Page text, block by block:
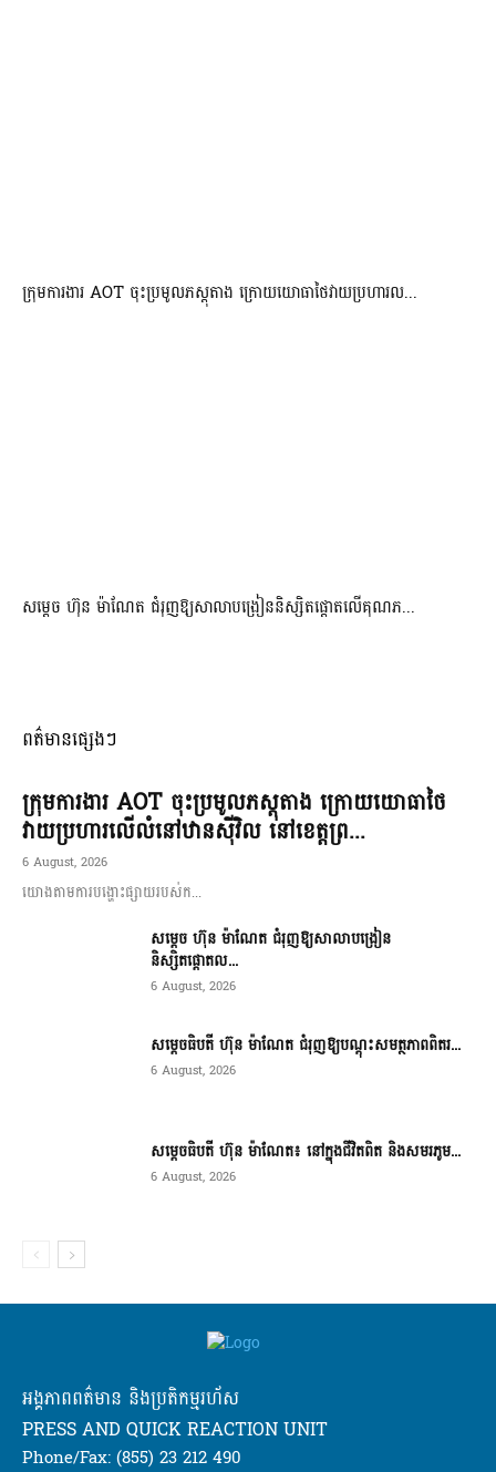
ក្រុមការងារ AOT ចុះប្រមូលភស្តុតាង ក្រោយយោធាថៃវាយប្រហារល...
សម្តេច ហ៊ុន ម៉ាណែត ជំរុញឱ្យសាលាបង្រៀននិស្សិតផ្តោតលើគុណភ...
ពត៌មានផ្សេងៗ
ក្រុមការងារ AOT ចុះប្រមូលភស្តុតាង ក្រោយយោធាថៃ
វាយប្រហារលើលំនៅឋានស៊ីវិល នៅខេត្តព្រ...
6 August, 2026
យោងតាមការបង្ហោះផ្សាយរបស់ក...
សម្តេច ហ៊ុន ម៉ាណែត ជំរុញឱ្យសាលាបង្រៀន
និស្សិតផ្តោតល...
6 August, 2026
សម្តេចធិបតី ហ៊ុន ម៉ាណែត ជំរុញឱ្យបណ្តុះសមត្ថភាពពិតរ...
6 August, 2026
សម្តេចធិបតី ហ៊ុន ម៉ាណែត៖ នៅក្នុងជីវិតពិត និងសមរភូម...
6 August, 2026
អង្គភាពពត៌មាន និងប្រតិកម្មរហ័ស
PRESS AND QUICK REACTION UNIT
Phone/Fax: (855) 23 212 490